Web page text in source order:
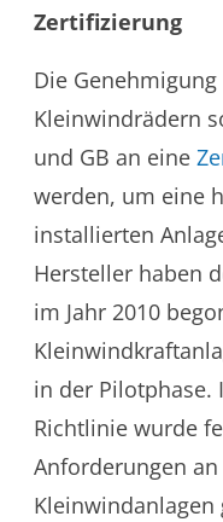
Zertifizierung
Die
Kleinwindrädern
und GB an eine
werden, um eine
installierten
Hersteller haben
im Jahr 2010
in der Pilotphase.
Richtlinie wurde
Anforderungen
Kleinwindanlagen